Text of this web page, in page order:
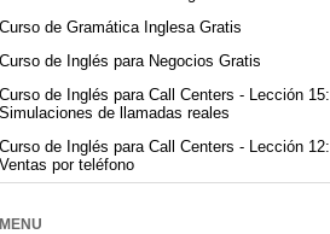
the
🍽️
I
Curso de Gramática Inglesa Gratis
Curso de Inglés para Negocios Gratis
Curso de Inglés para Call Centers - Lección 15:
Simulaciones de llamadas reales
Curso de Inglés para Call Centers - Lección 12:
Ventas por teléfono
MENU